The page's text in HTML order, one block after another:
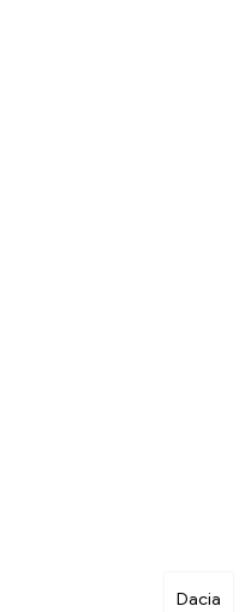
Dacia